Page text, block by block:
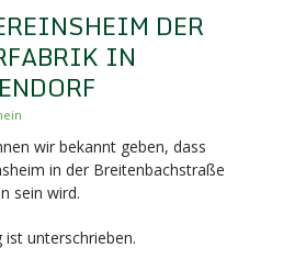
DER
IN
wir bekannt geben, dass
in der Breitenbachstraße
sein wird.
unterschrieben.